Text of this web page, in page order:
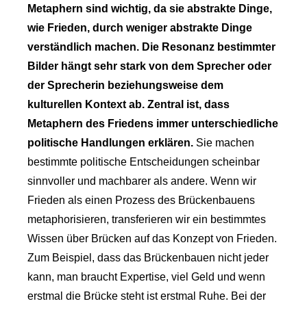
Metaphern sind wichtig, da sie abstrakte Dinge,
wie Frieden, durch weniger abstrakte Dinge
verständlich machen. Die Resonanz bestimmter
Bilder hängt sehr stark von dem Sprecher oder
der Sprecherin beziehungsweise dem
kulturellen Kontext ab. Zentral ist, dass
Metaphern des Friedens immer unterschiedliche
politische Handlungen erklären. Sie machen
bestimmte politische Entscheidungen scheinbar
sinnvoller und machbarer als andere. Wenn wir
Frieden als einen Prozess des Brückenbauens
metaphorisieren, transferieren wir ein bestimmtes
Wissen über Brücken auf das Konzept von Frieden.
Zum Beispiel, dass das Brückenbauen nicht jeder
kann, man braucht Expertise, viel Geld und wenn
erstmal die Brücke steht ist erstmal Ruhe. Bei der